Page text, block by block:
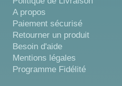
A propos
Paiement sécurisé
Retourner un produit
Besoin d'aide
Mentions légales
Programme Fidélité